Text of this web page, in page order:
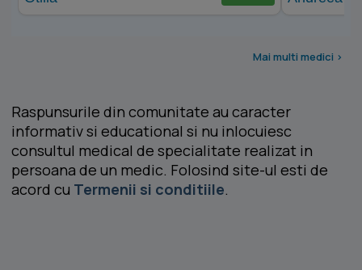
Mai multi medici >
Raspunsurile din comunitate au caracter
informativ si educational si nu inlocuiesc
consultul medical de specialitate realizat in
persoana de un medic. Folosind site-ul esti de
acord cu Termenii si conditiile.